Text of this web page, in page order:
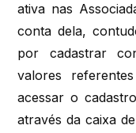
ativa nas
conta dela,
por cadastrar
valores
acessar o
através da caixa